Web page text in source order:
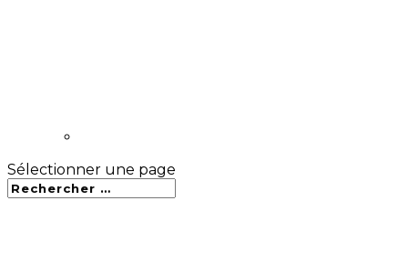
Sélectionner une page